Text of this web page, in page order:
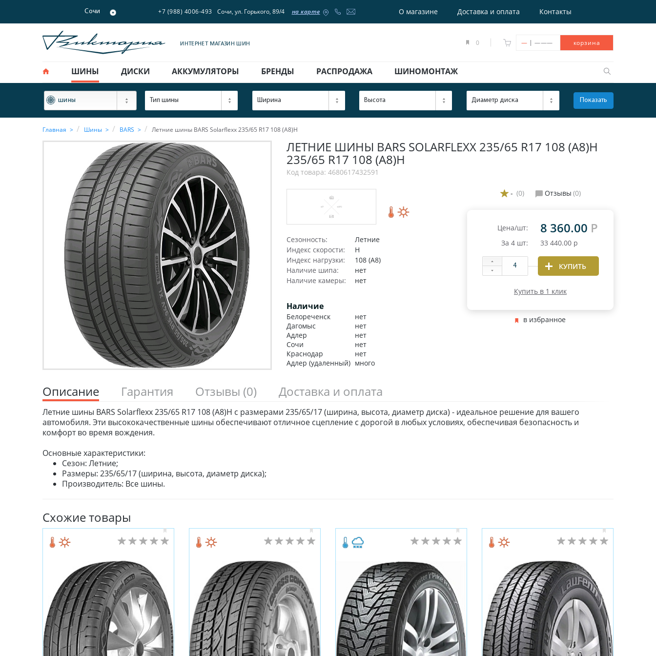
Сочи +7 (988) 4006-493 Сочи, ул. Горького, 89/4 на карте О магазине Доставка и оплата Контакты
ИНТЕРНЕТ МАГАЗИН ШИН 0 — | ——— корзина
ШИНЫ ДИСКИ АККУМУЛЯТОРЫ БРЕНДЫ РАСПРОДАЖА ШИНОМОНТАЖ
ФИЛЬТР ОТКРЫТЬ
шины Тип шины Ширина Высота Диаметр диска Показать
Главная Шины BARS Летние шины BARS Solarflexx 235/65 R17 108 (A8)H
ЛЕТНИЕ ШИНЫ BARS SOLARFLEXX 235/65 R17 108 (A8)H
235/65 R17 108 (A8)H
Код товара: 4680617432591
Сезонность:
Летние
Индекс скорости:
H
Индекс нагрузки:
108 (A8)
Наличие шипа:
нет
Наличие камеры:
нет
Наличие
Белореченск
нет
Дагомыс
нет
Адлер
нет
Сочи
нет
Краснодар
нет
Адлер (удаленный) много
- (0) Отзывы (0)
Цена/шт: 8 360.00 Р
За 4 шт: 33 440.00 р
КУПИТЬ
Купить в 1 клик
в избранное
Описание Гарантия Отзывы (0) Доставка и оплата
Летние шины BARS Solarflexx 235/65 R17 108 (A8)H с размерами 235/65/17 (ширина, высота, диаметр диска) - идеальное решение для вашего
автомобиля. Эти высококачественные шины обеспечивают отличное сцепление с дорогой в любых условиях, обеспечивая безопасность и
комфорт во время вождения.
Основные характеристики:
Сезон: Летние;
Размеры: 235/65/17 (ширина, высота, диаметр диска);
Производитель: Все шины.
Схожие товары